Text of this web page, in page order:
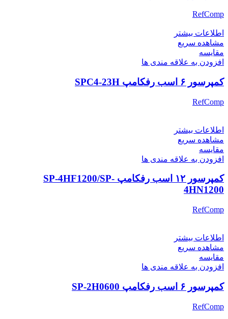
RefComp
اطلاعات بیشتر
مشاهده سریع
مقایسه
افزودن به علاقه مندی ها
کمپرسور ۶ اسب رفکامپ SPC4-23H
RefComp
اطلاعات بیشتر
مشاهده سریع
مقایسه
افزودن به علاقه مندی ها
کمپرسور ۱۲ اسب رفکامپ SP-4HF1200/SP-
4HN1200
RefComp
اطلاعات بیشتر
مشاهده سریع
مقایسه
افزودن به علاقه مندی ها
کمپرسور ۶ اسب رفکامپ SP-2H0600
RefComp